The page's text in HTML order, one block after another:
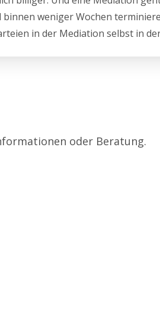
binnen weniger Wochen
in der Mediation selbst in
oder Beratung.